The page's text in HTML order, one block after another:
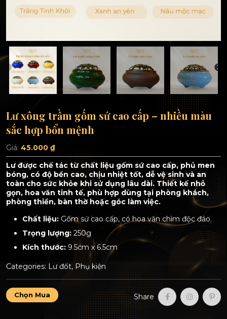
Lư xông trầm gốm sứ cao cấp – nhiều màu
sắc hợp bổn mệnh
Giá: 45.000 ₫
Lư được chế tác từ chất liệu gốm sứ cao cấp, phủ men
bóng, có độ bền cao, chịu nhiệt tốt, dễ vệ sinh và an
toàn cho sức khỏe khi sử dụng lâu dài. Thiết kế nhỏ
gọn, hoa văn tinh tế, phù hợp dùng tại phòng khách,
phòng thiền, bàn thờ hoặc góc làm việc.
Chất liệu: Gốm sứ cao cấp, có hoa văn chìm độc đáo
Trọng lượng: 250g
Kích thước: 9.5cm x 6.5cm
Categories: Lư đốt, Phụ kiện
Lư
xông
Chọn Mua Share